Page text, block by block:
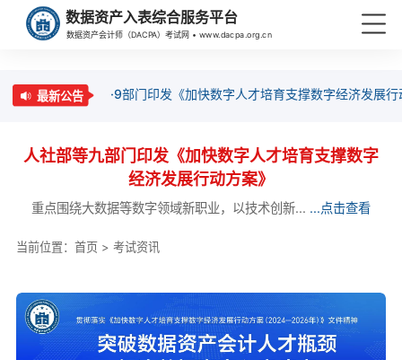
数据资产入表综合服务平台
数据资产会计师（DACPA）考试网 • www.dacpa.org.cn
最新公告 ·9部门印发《加快数字人才培育支撑数字经济发展
人社部等九部门印发《加快数字人才培育支撑数字
经济发展行动方案》
重点围绕大数据等数字领域新职业，以技术创新... ...点击查看
当前位置： 首页> 考试资讯